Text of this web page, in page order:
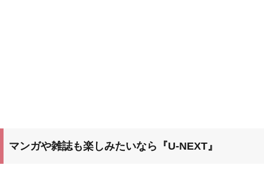
マンガや雑誌も楽しみたいなら『U-NEXT』